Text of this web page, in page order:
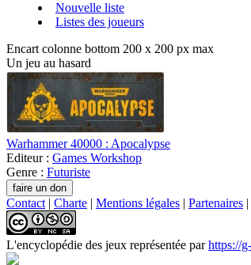
Nouvelle liste
Listes des joueurs
Encart colonne bottom 200 x 200 px max
Un jeu au hasard
Warhammer 40000 : Apocalypse
Editeur : Games Workshop
Genre : Futuriste
Contact | Charte | Mentions légales | Partenaires |
L'encyclopédie des jeux représentée parhttps://